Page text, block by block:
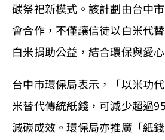
碳祭祀新模式。該計劃由台中
會合作，不僅讓信徒以白米代
白米捐助公益，結合環保與愛
台中市環保局表示，「以米功
米替代傳統紙錢，可減少超過
減碳成效。環保局亦推廣「紙